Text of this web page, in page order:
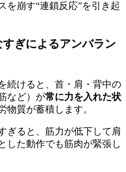
を崩す“連鎖反応”を引き起
ぎによるアンバラン
続けると、首・肩・背中の
など）が常に力を入れた状
物質が蓄積します。
ぎると、筋力が低下して肩
した動作でも筋肉が緊張し